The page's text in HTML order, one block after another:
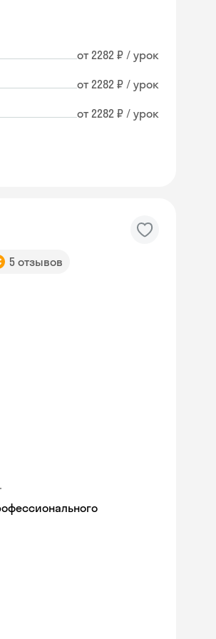
от 2282 ₽ / урок
от 2282 ₽ / урок
от 2282 ₽ / урок
5 отзывов